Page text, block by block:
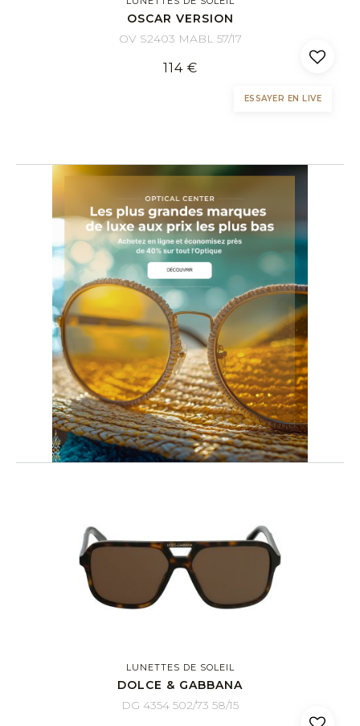
OSCAR VERSION
OV S2403 MABL 57/17
114 €
ESSAYER EN LIVE
LUNETTES DE SOLEIL
DOLCE & GABBANA
DG 4354 502/73 58/15